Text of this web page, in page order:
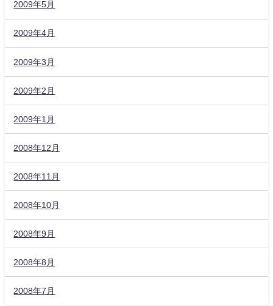
2009年5月
2009年4月
2009年3月
2009年2月
2009年1月
2008年12月
2008年11月
2008年10月
2008年9月
2008年8月
2008年7月